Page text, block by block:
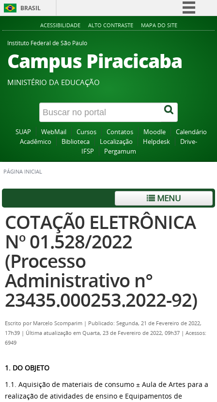
BRASIL
Simplifique!
Participe
Acesso à informação
Canais
ACESSIBILIDADE ALTO CONTRASTE MAPA DO SITE
Instituto Federal de São Paulo
Campus Piracicaba
MINISTÉRIO DA EDUCAÇÃO
SUAP WebMail Cursos Contatos Moodle
Calendário
Acadêmico
Biblioteca Localização Helpdesk
Drive-
IFSP
Pergamum
PÁGINA INICIAL
MENU
COTAÇÃ0 ELETRÔNICA
Nº 01.528/2022
(Processo
Administrativo n°
23435.000253.2022-92)
Escrito por Marcelo Scomparim | Publicado: Segunda, 21 de Fevereiro de 2022,
17h39 | Última atualização em Quarta, 23 de Fevereiro de 2022, 09h37 | Acessos:
6949
1. DO OBJETO
1.1. Aquisição de materiais de consumo ± Aula de Artes para a
realização de atividades de ensino e Equipamentos de